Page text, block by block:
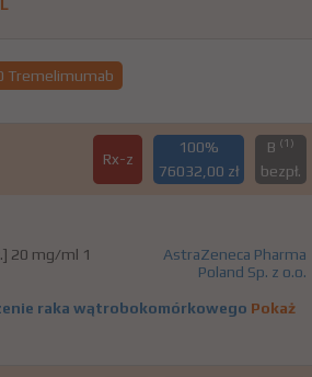
Tremelimumab
Rx-z
100%
76032,00 zł
B (1)
bezpł.
20 mg/ml 1
AstraZeneca Pharma
Poland Sp. z o.o.
raka wątrobokomórkowego Pokaż